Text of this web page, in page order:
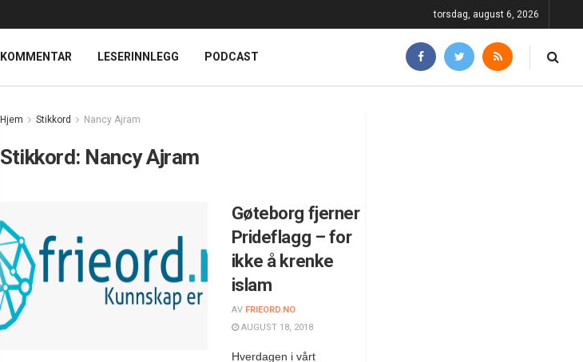
torsdag, august 6, 2026
KOMMENTAR LESERINNLEGG PODCAST
Hjem Stikkord Nancy Ajram
Stikkord: Nancy Ajram
Gøteborg fjerner
Prideflagg – for
ikke å krenke
islam
AV FRIEORD.NO
AUGUST 18, 2018
Hverdagen i vårt